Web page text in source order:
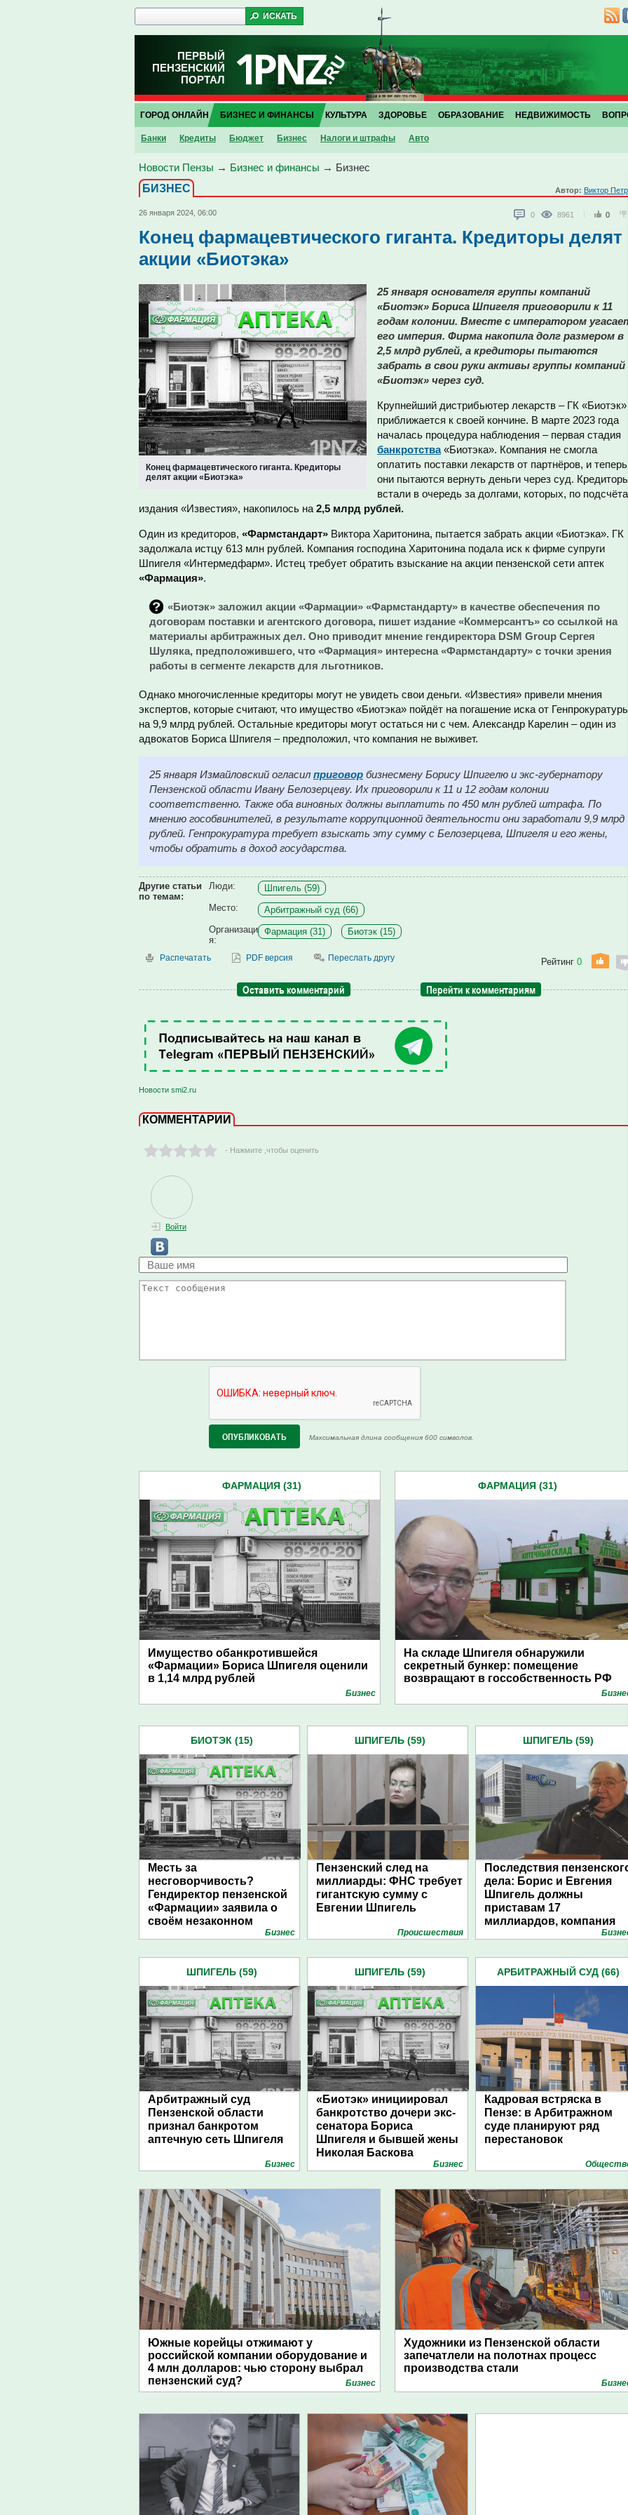
ПЕРВЫЙ
ПЕНЗЕНСКИЙ
ПОРТАЛ
ГОРОД ОНЛАЙН БИЗНЕС И ФИНАНСЫ
Банки Кредиты Бюджет Бизнес Налоги и штрафы Авто
КУЛЬТУРА ЗДОРОВЬЕ ОБРАЗОВАНИЕ НЕДВИЖИМОСТЬ
Новости Пензы → Бизнес и финансы → Бизнес
БИЗНЕС
Автор: Виктор
26 января 2024, 06:00 0 8961 0
Конец фармацевтического гиганта. Кредиторы делят
акции «Биотэка»
Конец фармацевтического гиганта. Кредиторы
делят акции «Биотэка»
25 января основателя группы компаний
«Биотэк» Бориса Шпигеля приговорили к 11
годам колонии. Вместе с императором
его империя. Фирма накопила долг размером в
2,5 млрд рублей, а кредиторы пытаются
забрать в свои руки активы группы компаний
«Биотэк» через суд.
Крупнейший дистрибьютер лекарств – ГК
приближается к своей кончине. В марте 2023 года
началась процедура наблюдения – первая стадия
банкротства«Биотэка». Компания не смогла
оплатить поставки лекарств от партнёров, и теперь
они пытаются вернуть деньги через суд.
встали в очередь за долгами, которых, по
издания «Известия», накопилось на 2,5 млрд рублей.
Один из кредиторов, «Фармстандарт» Виктора Харитонина, пытается забрать акции «Биотэка». ГК
задолжала истцу 613 млн рублей. Компания господина Харитонина подала иск к фирме супруги
Шпигеля «Интермедфарм». Истец требует обратить взыскание на акции пензенской сети аптек
«Фармация».
«Биотэк» заложил акции «Фармации» «Фармстандарту» в качестве обеспечения по
договорам поставки и агентского договора, пишет издание «Коммерсантъ» со ссылкой на
материалы арбитражных дел. Оно приводит мнение гендиректора DSM Group Сергея
Шуляка, предположившего, что «Фармация» интересна «Фармстандарту» с точки зрения
работы в сегменте лекарств для льготников.
Однако многочисленные кредиторы могут не увидеть свои деньги. «Известия» привели мнения
экспертов, которые считают, что имущество «Биотэка» пойдёт на погашение иска от
на 9,9 млрд рублей. Остальные кредиторы могут остаться ни с чем. Александр Карелин – один из
адвокатов Бориса Шпигеля – предположил, что компания не выживет.
25 января Измайловский огласил приговор бизнесмену Борису Шпигелю и экс-губернатору
Пензенской области Ивану Белозерцеву. Их приговорили к 11 и 12 годам колонии
соответственно. Также оба виновных должны выплатить по 450 млн рублей штрафа. По
мнению гособвинителей, в результате коррупционной деятельности они заработали 9,9 млрд
рублей. Генпрокуратура требует взыскать эту сумму с Белозерцева, Шпигеля и его жены,
чтобы обратить в доход государства.
Другие статьи
по темам:
Люди:
Шпигель (59)
Место:
Арбитражный суд (66)
Организаци
я:
Фармация (31) Биотэк (15)
Распечатать PDF версия Переслать другу Рейтинг 0
Оставить комментарий Перейти к комментариям
Новости smi2.ru
КОММЕНТАРИИ
- Нажмите ,чтобы оценить
Войти
Максимальная длина сообщения 600 символов.
ФАРМАЦИЯ (31)
Имущество обанкротившейся
«Фармации» Бориса Шпигеля оценили
в 1,14 млрд рублей
Бизнес
ФАРМАЦИЯ (31)
На складе Шпигеля обнаружили
секретный бункер: помещение
возвращают в госсобственность РФ
БИОТЭК (15)
Месть за
несговорчивость?
Гендиректор пензенской
«Фармации» заявила о
своём незаконном
Бизнес
ШПИГЕЛЬ (59)
Пензенский след на
миллиарды: ФНС требует
гигантскую сумму с
Евгении Шпигель
Проиcшествия
ШПИГЕЛЬ (59)
Последствия
дела: Борис и Евгения
Шпигель должны
приставам 17
миллиардов, компания
ШПИГЕЛЬ (59)
Арбитражный суд
Пензенской области
признал банкротом
аптечную сеть Шпигеля
Бизнес
ШПИГЕЛЬ (59)
«Биотэк» инициировал
банкротство дочери экс-
сенатора Бориса
Шпигеля и бывшей жены
Николая Баскова
Бизнес
АРБИТРАЖНЫЙ СУД (66)
Кадровая встряска в
Пензе: в Арбитражном
суде планируют ряд
перестановок
Южные корейцы отжимают у
российской компании оборудование и
4 млн долларов: чью сторону выбрал
пензенский суд?
Бизнес
Художники из Пензенской области
запечатлели на полотнах процесс
производства стали